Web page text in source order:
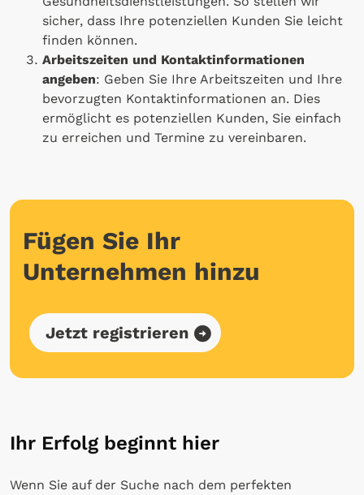
sicher, dass Ihre potenziellen Kunden Sie leicht
finden können.
Arbeitszeiten und Kontaktinformationen
angeben: Geben Sie Ihre Arbeitszeiten und Ihre
bevorzugten Kontaktinformationen an. Dies
ermöglicht es potenziellen Kunden, Sie einfach
zu erreichen und Termine zu vereinbaren.
Fügen Sie Ihr
Unternehmen hinzu
Jetzt registrieren
Ihr Erfolg beginnt hier
Wenn Sie auf der Suche nach dem perfekten